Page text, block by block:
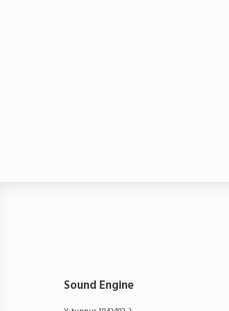
Sound Engine